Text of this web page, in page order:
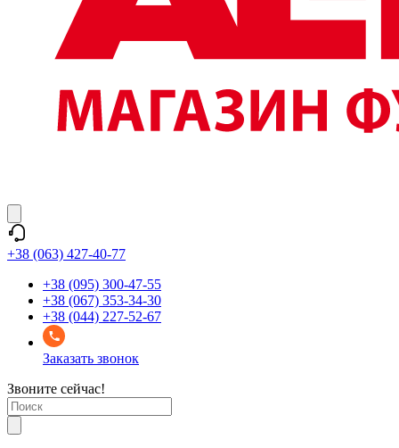
+38 (063) 427-40-77
+38 (095) 300-47-55
+38 (067) 353-34-30
+38 (044) 227-52-67
Заказать звонок
Звоните сейчас!